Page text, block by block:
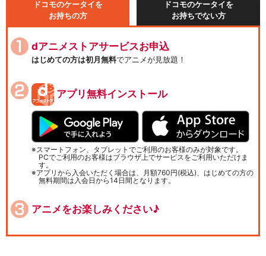
ドコモのケータイを
お持ちの方
ドコモのケータイを
お持ちでない方
dアニメストアサービスお申込
はじめての方は初月無料でアニメが見放題！
アプリ無料インストール
スマートフォン、タブレットでご利用のお客様のみが対象です。
PCでご利用のお客様はブラウザ上でサービスをご利用いただけま
す。
アプリから入会いただく場合は、月額760円(税込)、はじめての方の
無料期間は入会日から14日間となります。
アニメをお楽しみください♪